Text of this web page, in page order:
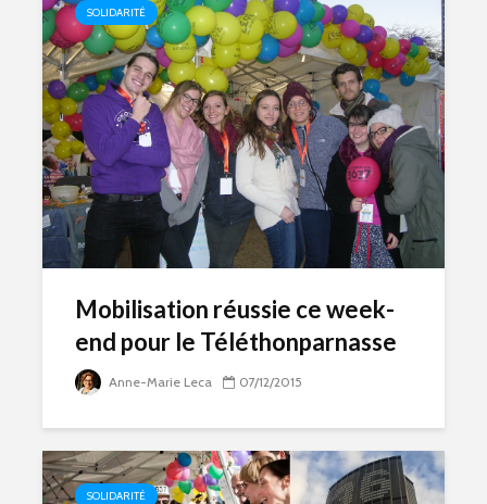
SOLIDARITÉ
Mobilisation réussie ce week-
end pour le Téléthonparnasse
Anne-Marie Leca 07/12/2015
SOLIDARITÉ